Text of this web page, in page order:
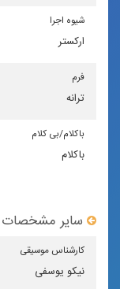
شیوه اجرا
اركستر
فرم
ترانه
باكلام/بی كلام
باکلام
سایر مشخصات
كارشناس موسیقی
نیکو یوسفی